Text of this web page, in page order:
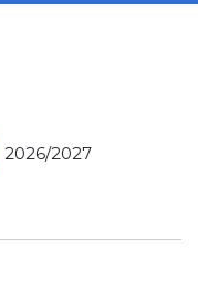
2026/2027